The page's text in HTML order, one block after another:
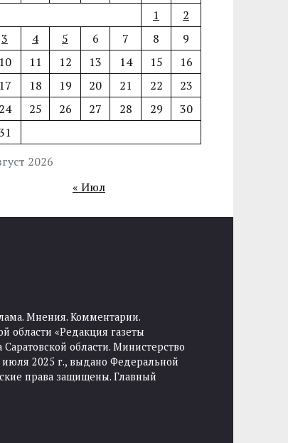
2026
1
2
3
4 5 6 7 8
9
10
11 12 13 14 15
16
17
18 19 20 21 22
23
24
25 26 27 28 29
30
« Июл
Мнения. Комментарии.
области «Редакция газеты
области. Министерство
2025 г., выдано Федеральной
права защищены. Главный